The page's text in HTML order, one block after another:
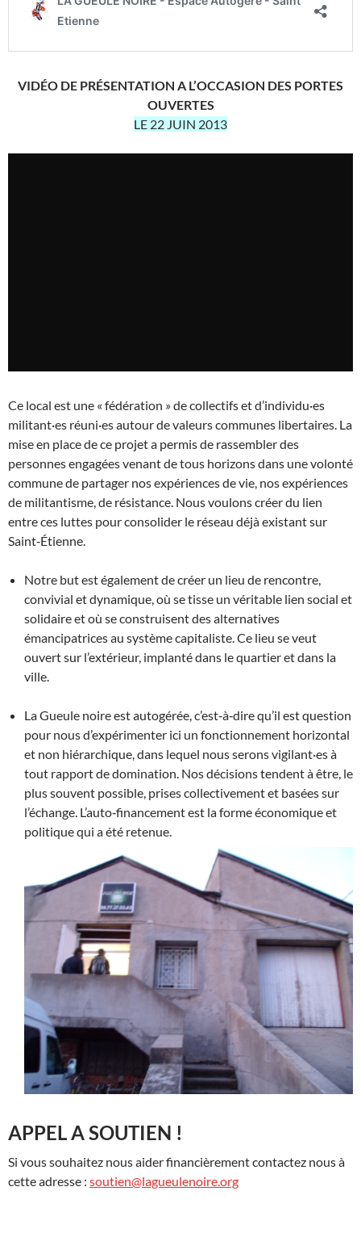
VIDÉO DE PRÉSENTATION A L’OCCASION DES PORTES
OUVERTES
LE 22 JUIN 2013
Ce local est une « fédération » de collectifs et d’individu·es
militant·es réuni·es autour de valeurs communes libertaires. La
mise en place de ce projet a permis de rassembler des
personnes engagées venant de tous horizons dans une volonté
commune de partager nos expériences de vie, nos expériences
de militantisme, de résistance. Nous voulons créer du lien
entre ces luttes pour consolider le réseau déjà existant sur
Saint‐Étienne.
Notre but est également de créer un lieu de rencontre,
convivial et dynamique, où se tisse un véritable lien social et
solidaire et où se construisent des alternatives
émancipatrices au système capitaliste. Ce lieu se veut
ouvert sur l’extérieur, implanté dans le quartier et dans la
ville.
La Gueule noire est autogérée, c’est‐à‐dire qu’il est question
pour nous d’expérimenter ici un fonctionnement horizontal
et non hiérarchique, dans lequel nous serons vigilant·es à
tout rapport de domination. Nos décisions tendent à être, le
plus souvent possible, prises collectivement et basées sur
l’échange. L’auto‐financement est la forme économique et
politique qui a été retenue.
APPEL A SOUTIEN !
Si vous souhaitez nous aider financièrement contactez nous à
cette adresse : soutien@lagueulenoire.org